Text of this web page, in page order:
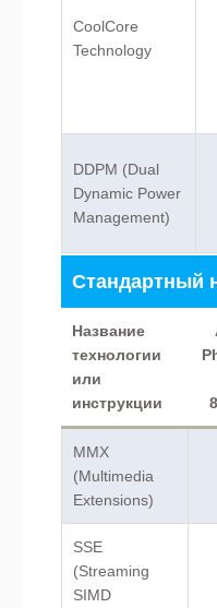
CoolCore
Technology
DDPM (Dual
Dynamic Power
Management)
Стандартный
Название
технологии
или
инструкции
MMX
(Multimedia
Extensions)
SSE
(Streaming
SIMD